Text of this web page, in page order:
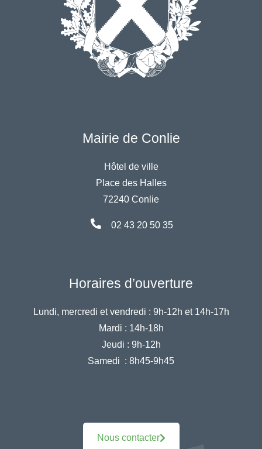
Mairie de Conlie
Hôtel de ville
Place des Halles
72240 Conlie
02 43 20 50 35
Horaires d’ouverture
Lundi, mercredi et vendredi : 9h-12h et 14h-17h
Mardi : 14h-18h
Jeudi : 9h-12h
Samedi : 8h45-9h45
Nous contacter